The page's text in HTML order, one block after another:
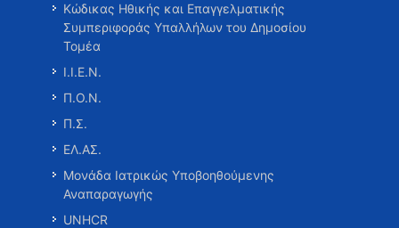
Κώδικας Ηθικής και Επαγγελματικής
Συμπεριφοράς Υπαλλήλων του Δημοσίου
Τομέα
Ι.Ι.Ε.Ν.
Π.Ο.Ν.
Π.Σ.
ΕΛ.ΑΣ.
Μονάδα Ιατρικώς Υποβοηθούμενης
Αναπαραγωγής
UNHCR